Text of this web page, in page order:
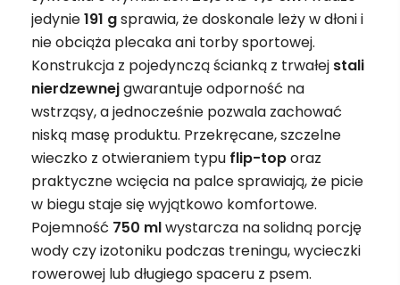
jedynie191 gsprawia, że doskonale leży w dłoni i
nie obciąża plecaka ani torby sportowej.
Konstrukcja z pojedynczą ścianką z trwałej stali
nierdzewnejgwarantuje odporność na
wstrząsy, a jednocześnie pozwala zachować
niską masę produktu. Przekręcane, szczelne
wieczko z otwieraniem typu flip-toporaz
praktyczne wcięcia na palce sprawiają, że picie
w biegu staje się wyjątkowo komfortowe.
Pojemność 750 mlwystarcza na solidną porcję
wody czy izotoniku podczas treningu, wycieczki
rowerowej lub długiego spaceru z psem.